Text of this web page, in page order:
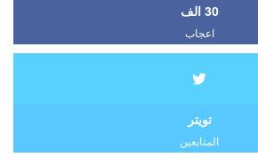
30 الف
اعجاب
تويتر
المتابعين